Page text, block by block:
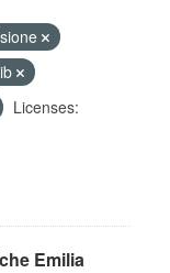
Licenses:
Emilia